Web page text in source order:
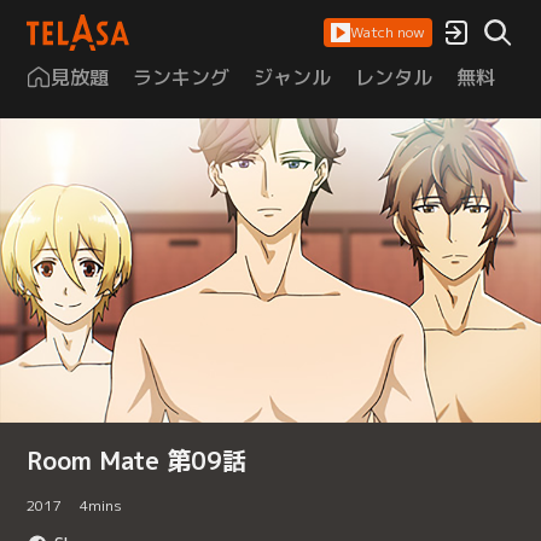
Watch now
見放題 ランキング ジャンル レンタル 無料
Room Mate 第09話
2017 4mins